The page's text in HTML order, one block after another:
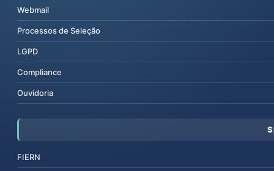
Webmail
Processos de Seleção
LGPD
Compliance
Ouvidoria
FIERN